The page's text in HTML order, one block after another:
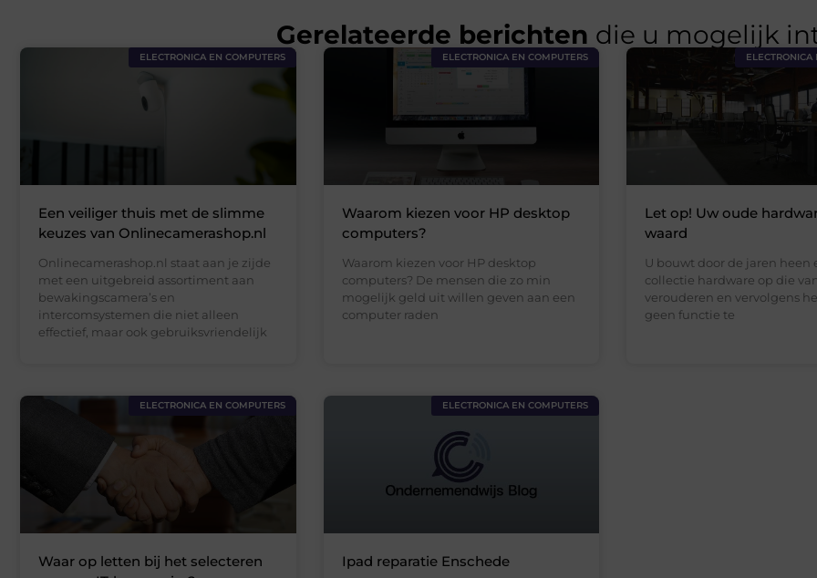
Gerelateerde berichten die u mogelijk
ELECTRONICA EN COMPUTERS
Een veiliger thuis met de slimme
keuzes van Onlinecamerashop.nl
Onlinecamerashop.nl staat aan je zijde
met een uitgebreid assortiment aan
bewakingscamera’s en
intercomsystemen die niet alleen
effectief, maar ook gebruiksvriendelijk
ELECTRONICA EN COMPUTERS
Waarom kiezen voor HP desktop
computers?
Waarom kiezen voor HP desktop
computers? De mensen die zo min
mogelijk geld uit willen geven aan een
computer raden
ELECTRONICA
Let op! Uw oude
waard
U bouwt door de jaren heen
collectie hardware op die
verouderen en vervolgens
geen functie te
ELECTRONICA EN COMPUTERS
Waar op letten bij het selecteren
ELECTRONICA EN COMPUTERS
Ipad reparatie Enschede